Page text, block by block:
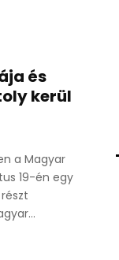
és
kerül
a Magyar
19-én egy